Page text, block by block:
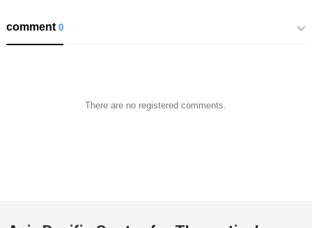
comment0
There are no registered comments.